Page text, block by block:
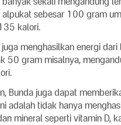
alpukat sebesar 100 gram
kalori.
menghasilkan energi
50 gram misalnya,
Bunda juga dapat
adalah tidak hanya
mineral seperti vitamin D,